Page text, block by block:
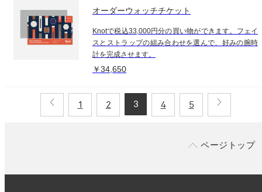
オーダーウォッチチケット
Knotで税込33,000円分の買い物ができます。フェイ
スとストラップの組み合わせを選んで、好みの腕時
計を完成させます。
￥34,650
1 2 3 4 5
ページトップ